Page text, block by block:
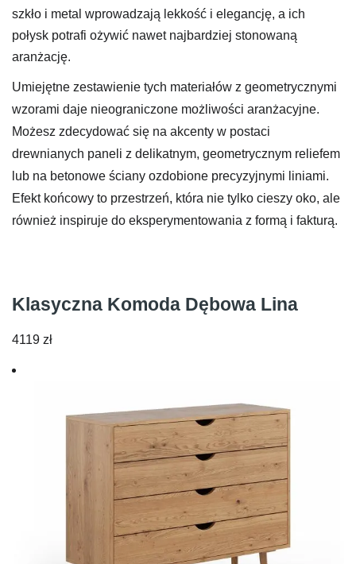
szkło i metal wprowadzają lekkość i elegancję, a ich
połysk potrafi ożywić nawet najbardziej stonowaną
aranżację.
Umiejętne zestawienie tych materiałów z geometrycznymi
wzorami daje nieograniczone możliwości aranżacyjne.
Możesz zdecydować się na akcenty w postaci
drewnianych paneli z delikatnym, geometrycznym reliefem
lub na betonowe ściany ozdobione precyzyjnymi liniami.
Efekt końcowy to przestrzeń, która nie tylko cieszy oko, ale
również inspiruje do eksperymentowania z formą i fakturą.
Klasyczna Komoda Dębowa Lina
4119 zł